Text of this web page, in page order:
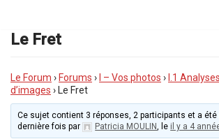
au
contenu
Le Fret
Le Forum › Forums › I – Vos photos ›
I.1
d’images › Le Fret
Ce sujet contient 3 réponses, 2 participants et a été
dernière fois par
Patricia MOULIN, le il y a 4